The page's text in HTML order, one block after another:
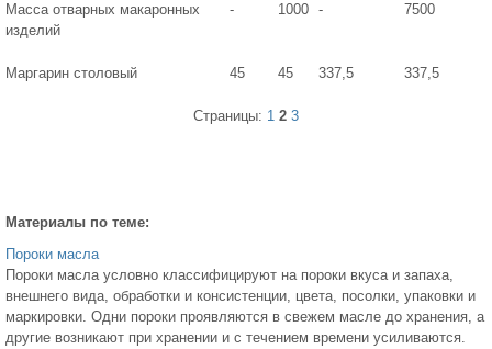
Масса отварных макаронных
изделий
- 1000 - 7500
Маргарин столовый 45 45 337,5 337,5
Страницы: 1 2 3
Материалы по теме:
Пороки масла
Пороки масла условно классифицируют на пороки вкуса и запаха,
внешнего вида, обработки и консистенции, цвета, посолки, упаковки и
маркировки. Одни пороки проявляются в свежем масле до хранения, а
другие возникают при хранении и с течением времени усиливаются.